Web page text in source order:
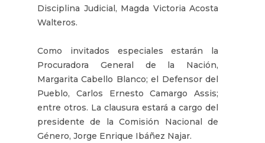
Disciplina Judicial, Magda Victoria Acosta
Walteros.
Como invitados especiales estarán la
Procuradora General de la Nación,
Margarita Cabello Blanco; el Defensor del
Pueblo, Carlos Ernesto Camargo Assis;
entre otros. La clausura estará a cargo del
presidente de la Comisión Nacional de
Género, Jorge Enrique Ibáñez Najar.